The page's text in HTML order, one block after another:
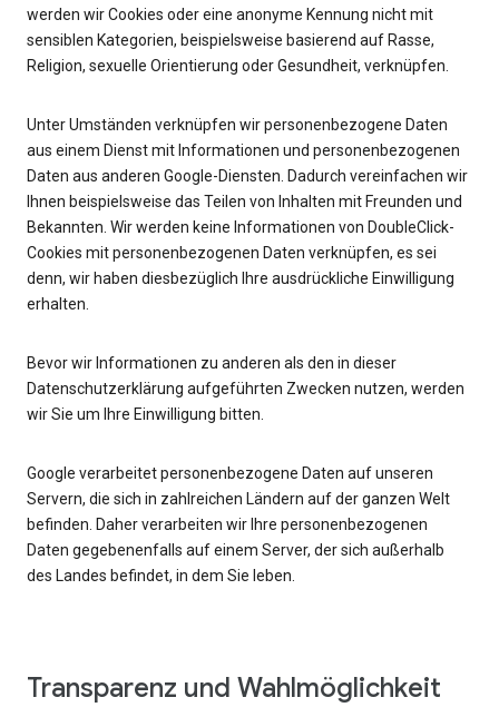
werden wir Cookies oder eine anonyme Kennung nicht mit
sensiblen Kategorien, beispielsweise basierend auf Rasse,
Religion, sexuelle Orientierung oder Gesundheit, verknüpfen.
Unter Umständen verknüpfen wir personenbezogene Daten
aus einem Dienst mit Informationen und personenbezogenen
Daten aus anderen Google-Diensten. Dadurch vereinfachen wir
Ihnen beispielsweise das Teilen von Inhalten mit Freunden und
Bekannten. Wir werden keine Informationen von DoubleClick-
Cookies mit personenbezogenen Daten verknüpfen, es sei
denn, wir haben diesbezüglich Ihre ausdrückliche Einwilligung
erhalten.
Bevor wir Informationen zu anderen als den in dieser
Datenschutzerklärung aufgeführten Zwecken nutzen, werden
wir Sie um Ihre Einwilligung bitten.
Google verarbeitet personenbezogene Daten auf unseren
Servern, die sich in zahlreichen Ländern auf der ganzen Welt
befinden. Daher verarbeiten wir Ihre personenbezogenen
Daten gegebenenfalls auf einem Server, der sich außerhalb
des Landes befindet, in dem Sie leben.
Transparenz und Wahlmöglichkeit